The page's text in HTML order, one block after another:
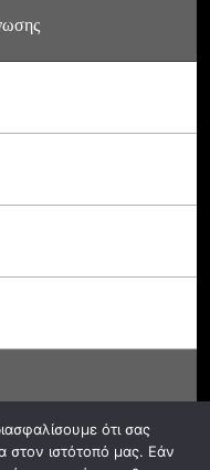
ότι σας
στον ιστότοπό μας. Εάν